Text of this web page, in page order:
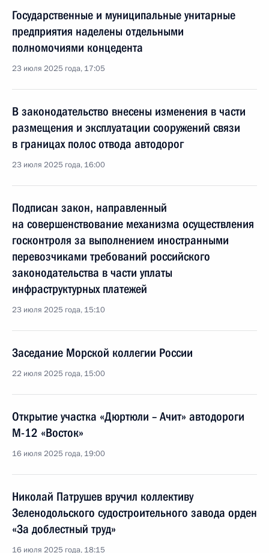
Государственные и муниципальные унитарные
предприятия наделены отдельными
полномочиями концедента
23 июля 2025 года, 17:05
В законодательство внесены изменения в части
размещения и эксплуатации сооружений связи
в границах полос отвода автодорог
23 июля 2025 года, 16:00
Подписан закон, направленный
на совершенствование механизма осуществления
госконтроля за выполнением иностранными
перевозчиками требований российского
законодательства в части уплаты
инфраструктурных платежей
23 июля 2025 года, 15:10
Заседание Морской коллегии России
22 июля 2025 года, 15:00
Открытие участка «Дюртюли – Ачит» автодороги
М-12 «Восток»
16 июля 2025 года, 19:00
Николай Патрушев вручил коллективу
Зеленодольского судостроительного завода орден
«За доблестный труд»
16 июля 2025 года, 18:15